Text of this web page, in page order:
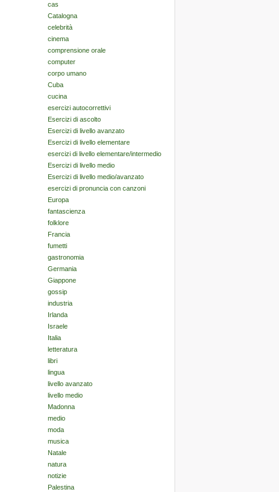
cas
Catalogna
celebrità
cinema
comprensione orale
computer
corpo umano
Cuba
cucina
esercizi autocorrettivi
Esercizi di ascolto
Esercizi di livello avanzato
Esercizi di livello elementare
esercizi di livello elementare/intermedio
Esercizi di livello medio
Esercizi di livello medio/avanzato
esercizi di pronuncia con canzoni
Europa
fantascienza
folklore
Francia
fumetti
gastronomia
Germania
Giappone
gossip
industria
Irlanda
Israele
Italia
letteratura
libri
lingua
livello avanzato
livello medio
Madonna
medio
moda
musica
Natale
natura
notizie
Palestina